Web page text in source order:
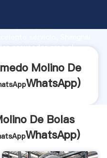
fuerza de
proveedor crea el
Molino De
WhatsApp)
De Bolas
WhatsApp)